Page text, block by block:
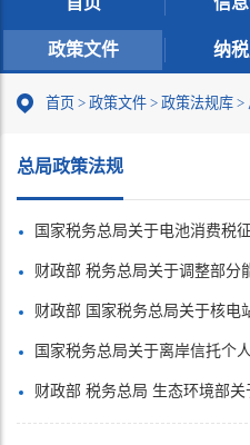
政策文件 纳
首页 > 政策文件 > 政策法规库 >
总局政策法规
国家税务总局关于电池消费税征收
财政部 税务总局关于调整部分能源资源行业企
财政部 国家税务总局关于核电站用地征
国家税务总局关于离岸信托个人所得
财政部 税务总局 生态环境部关于印发《征收挥发性有机物环